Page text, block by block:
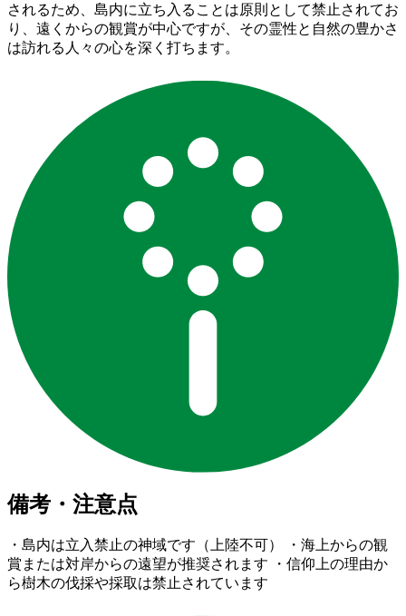
されるため、島内に立ち入ることは原則として禁止されてお
り、遠くからの観賞が中心ですが、その霊性と自然の豊かさ
は訪れる人々の心を深く打ちます。
備考・注意点
・島内は立入禁止の神域です（上陸不可） ・海上からの観
賞または対岸からの遠望が推奨されます ・信仰上の理由か
ら樹木の伐採や採取は禁止されています